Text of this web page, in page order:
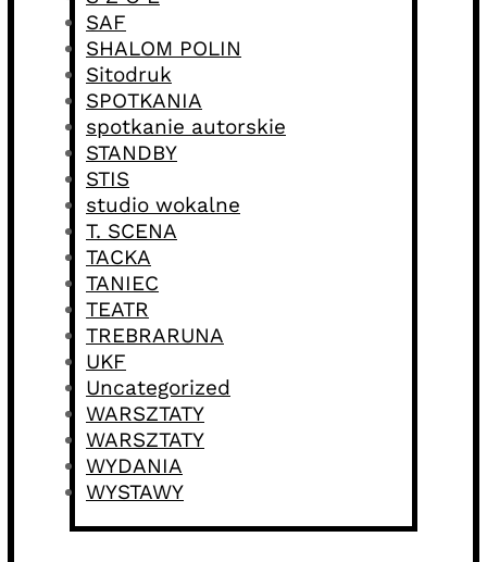
SAF
SHALOM POLIN
Sitodruk
SPOTKANIA
spotkanie autorskie
STANDBY
STIS
studio wokalne
T. SCENA
TACKA
TANIEC
TEATR
TREBRARUNA
UKF
Uncategorized
WARSZTATY
WARSZTATY
WYDANIA
WYSTAWY